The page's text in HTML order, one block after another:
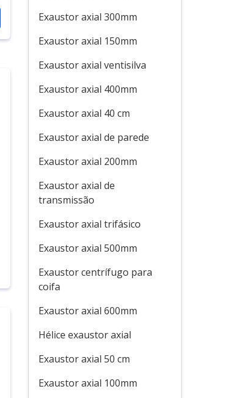
Exaustor axial 300mm
Exaustor axial 150mm
Exaustor axial ventisilva
Exaustor axial 400mm
Exaustor axial 40 cm
Exaustor axial de parede
Exaustor axial 200mm
Exaustor axial de
transmissão
Exaustor axial trifásico
Exaustor axial 500mm
Exaustor centrífugo para
coifa
Exaustor axial 600mm
Hélice exaustor axial
Exaustor axial 50 cm
Exaustor axial 100mm